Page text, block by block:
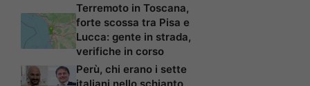
Terremoto in Toscana,
forte scossa tra Pisa e
Lucca: gente in strada,
verifiche in corso
Perù, chi erano i sette
italiani nello schianto